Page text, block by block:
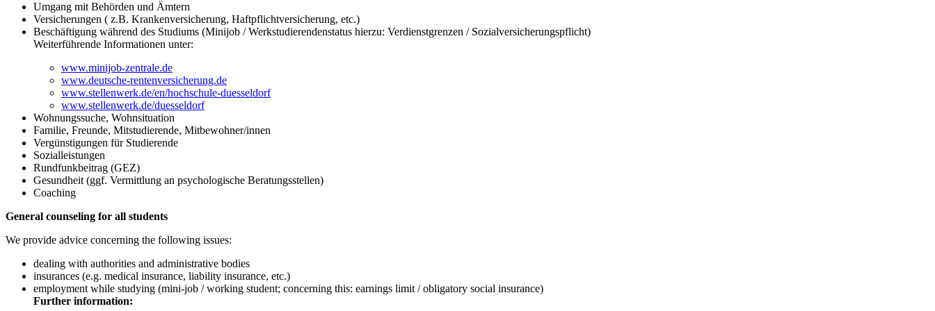
Umgang mit Behörden und Ämtern
Versicherungen ( z.B. Krankenversicherung, Haftpflichtversicherung, etc.)
Beschäftigung während des Studiums (Minijob / Werkstudierendenstatus hierzu: Verdienstgrenzen / Sozialversicherungspflicht)
Weiterführende Informationen unter:
www.minijob-zentrale.de
www.deutsche-rentenversicherung.de
www.stellenwerk.de/en/hochschule-duesseldorf
www.stellenwerk.de/duesseldorf
Wohnungssuche, Wohnsituation
Familie, Freunde, Mitstudierende, Mitbewohner/innen
Vergünstigungen für Studierende
Sozialleistungen
Rundfunkbeitrag (GEZ)
Gesundheit (ggf. Vermittlung an psychologische Beratungsstellen)
Coaching
General counseling for all students
We provide advice concerning the following issues:
dealing with authorities and administrative bodies
insurances (e.g. medical insurance, liability insurance, etc.)
employment while studying (mini-job / working student; concerning this: earnings limit / obligatory social insurance)
Further information: